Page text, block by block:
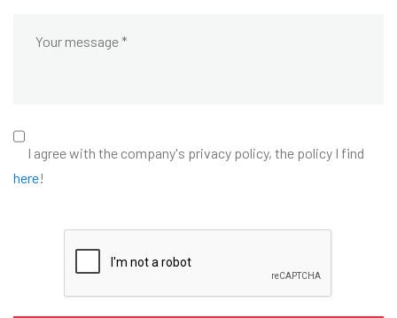
I agree with the company's privacy policy, the policy I find
here!